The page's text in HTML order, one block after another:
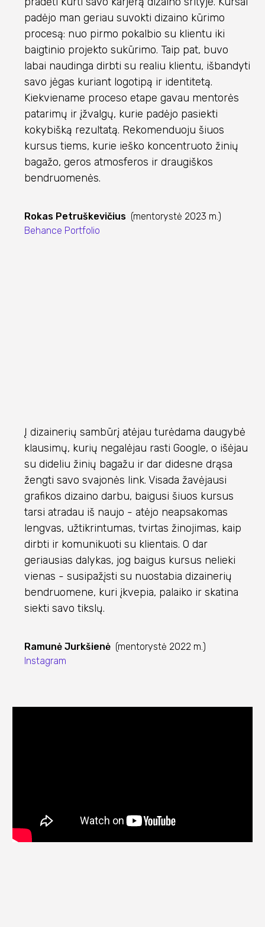
padėjo man geriau suvokti dizaino kūrimo
procesą: nuo pirmo pokalbio su klientu iki
baigtinio projekto sukūrimo. Taip pat, buvo
labai naudinga dirbti su realiu klientu, išbandyti
savo jėgas kuriant logotipą ir identitetą.
Kiekviename proceso etape gavau mentorės
patarimų ir įžvalgų, kurie padėjo pasiekti
kokybišką rezultatą. Rekomenduoju šiuos
kursus tiems, kurie ieško koncentruoto žinių
bagažo, geros atmosferos ir draugiškos
bendruomenės.
Rokas Petruškevičius (mentorystė 2023 m.)
Behance Portfolio
Į dizainerių sambūrį atėjau turėdama daugybė
klausimų, kurių negalėjau rasti Google, o išėjau
su dideliu žinių bagažu ir dar didesne drąsa
žengti savo svajonės link. Visada žavėjausi
grafikos dizaino darbu, baigusi šiuos kursus
tarsi atradau iš naujo - atėjo neapsakomas
lengvas, užtikrintumas, tvirtas žinojimas, kaip
dirbti ir komunikuoti su klientais. O dar
geriausias dalykas, jog baigus kursus nelieki
vienas - susipažįsti su nuostabia dizainerių
bendruomene, kuri įkvepia, palaiko ir skatina
siekti savo tikslų.
Ramunė Jurkšienė (mentorystė 2022 m.)
Instagram